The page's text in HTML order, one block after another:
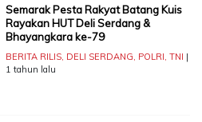
Semarak Pesta Rakyat Batang Kuis
Rayakan HUT Deli Serdang &
Bhayangkara ke-79
BERITA RILIS, DELI SERDANG, POLRI, TNI |
1 tahun lalu